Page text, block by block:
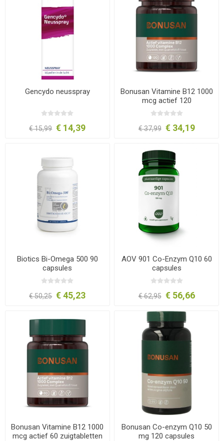
Gencydo neusspray
€ 15,99 € 14,39
Bonusan Vitamine B12 1000
mcg actief 120
zuigtabletten
€ 37,99 € 34,19
Biotics Bi-Omega 500 90
capsules
€ 50,25 € 45,23
AOV 901 Co-Enzym Q10 60
capsules
€ 62,95 € 56,66
Bonusan Vitamine B12 1000
mcg actief 60 zuigtabletten
Bonusan Co-enzym Q10 50
mg 120 capsules